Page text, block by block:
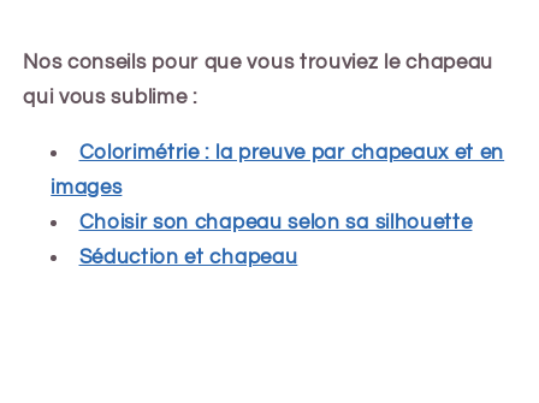
Nos conseils pour que vous trouviez le chapeau
qui vous sublime :
Colorimétrie : la preuve par chapeaux et en
images
Choisir son chapeau selon sa silhouette
Séduction et chapeau